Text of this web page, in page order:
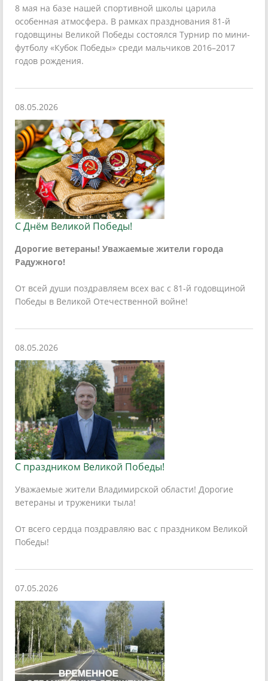
8 мая на базе нашей спортивной школы царила
особенная атмосфера. В рамках празднования 81-й
годовщины Великой Победы состоялся Турнир по мини-
футболу «Кубок Победы» среди мальчиков 2016–2017
годов рождения.
08.05.2026
С Днём Великой Победы!
Дорогие ветераны! Уважаемые жители города
Радужного!
От всей души поздравляем всех вас с 81-й годовщиной
Победы в Великой Отечественной войне!
08.05.2026
С праздником Великой Победы!
Уважаемые жители Владимирской области! Дорогие
ветераны и труженики тыла!
От всего сердца поздравляю вас с праздником Великой
Победы!
07.05.2026